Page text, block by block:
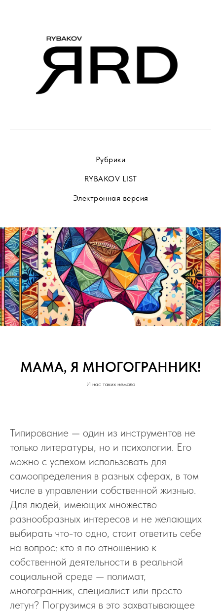
Рубрики
RYBAKOV LIST
Электронная версия
МАМА, Я МНОГОГРАННИК!
И нас таких немало
Типирование — один из инструментов не
только литературы, но и психологии. Его
можно с успехом использовать для
самоопределения в разных сферах, в том
числе в управлении собственной жизнью.
Для людей, имеющих множество
разнообразных интересов и не желающих
выбирать что-то одно, стоит ответить себе
на вопрос: кто я по отношению к
собственной деятельности в реальной
социальной среде — полимат,
многогранник, специалист или просто
летун? Погрузимся в это захватывающее